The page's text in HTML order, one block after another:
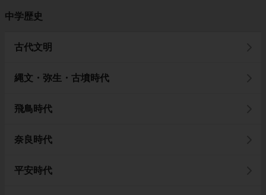
中学歴史
古代文明
縄文・弥生・古墳時代
飛鳥時代
奈良時代
平安時代